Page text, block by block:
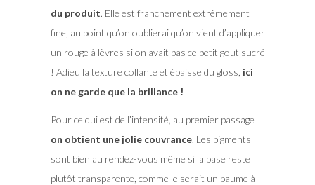
du produit. Elle est franchement extrêmement
fine, au point qu’on oublierai qu’on vient d’appliquer
un rouge à lèvres si on avait pas ce petit gout sucré
! Adieu la texture collante et épaisse du gloss, ici
on ne garde que la brillance !
Pour ce qui est de l’intensité, au premier passage
on obtient une jolie couvrance. Les pigments
sont bien au rendez-vous même si la base reste
plutôt transparente, comme le serait un baume à